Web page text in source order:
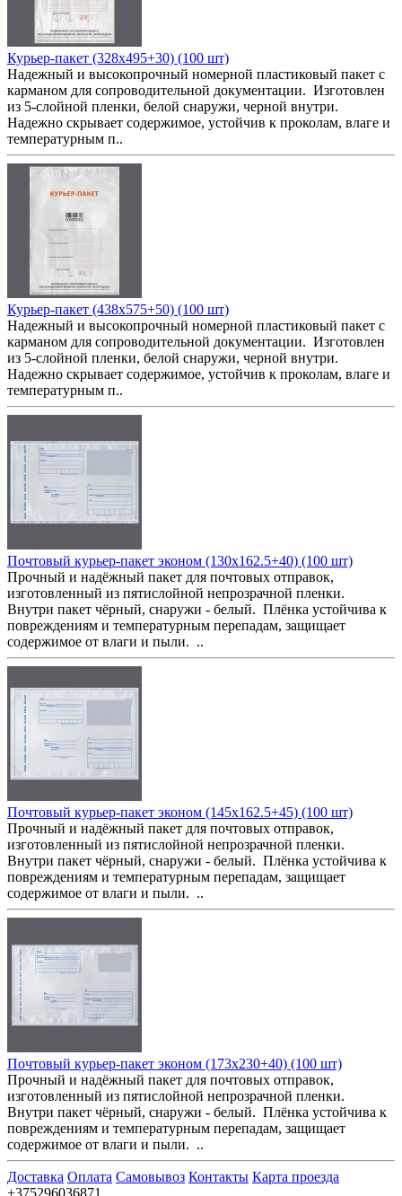
Курьер-пакет (328x495+30) (100 шт)
Надежный и высокопрочный номерной пластиковый пакет с
карманом для сопроводительной документации. Изготовлен
из 5-слойной пленки, белой снаружи, черной внутри.
Надежно скрывает содержимое, устойчив к проколам, влаге и
температурным п..
Курьер-пакет (438x575+50) (100 шт)
Надежный и высокопрочный номерной пластиковый пакет с
карманом для сопроводительной документации. Изготовлен
из 5-слойной пленки, белой снаружи, черной внутри.
Надежно скрывает содержимое, устойчив к проколам, влаге и
температурным п..
Почтовый курьер-пакет эконом (130x162.5+40) (100 шт)
Прочный и надёжный пакет для почтовых отправок,
изготовленный из пятислойной непрозрачной пленки.
Внутри пакет чёрный, снаружи - белый. Плёнка устойчива к
повреждениям и температурным перепадам, защищает
содержимое от влаги и пыли. ..
Почтовый курьер-пакет эконом (145x162.5+45) (100 шт)
Прочный и надёжный пакет для почтовых отправок,
изготовленный из пятислойной непрозрачной пленки.
Внутри пакет чёрный, снаружи - белый. Плёнка устойчива к
повреждениям и температурным перепадам, защищает
содержимое от влаги и пыли. ..
Почтовый курьер-пакет эконом (173x230+40) (100 шт)
Прочный и надёжный пакет для почтовых отправок,
изготовленный из пятислойной непрозрачной пленки.
Внутри пакет чёрный, снаружи - белый. Плёнка устойчива к
повреждениям и температурным перепадам, защищает
содержимое от влаги и пыли. ..
Доставка Оплата Самовывоз Контакты Карта проезда
+375296036871